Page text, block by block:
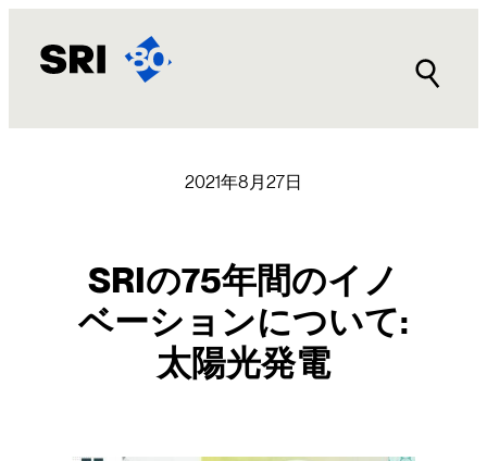
キ
2021年8月27日
SRIの75年間のイノ
ベーションについて:
太陽光発電